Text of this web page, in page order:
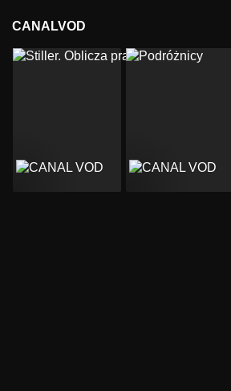
CANALVOD